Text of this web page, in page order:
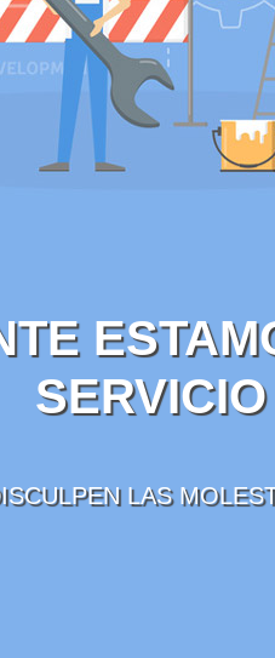
SERVICIO
LAS